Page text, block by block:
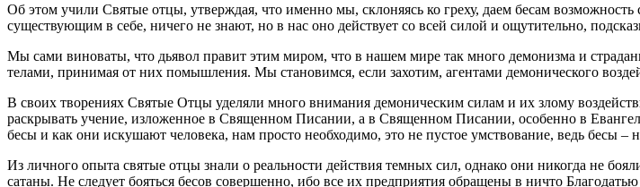
Об этом учили Святые отцы, утверждая, что именно мы, склоняясь ко греху, даем бесам возможность
существующим в себе, ничего не знают, но в нас оно действует со всей силой и ощутительно,
Мы сами виноваты, что дьявол правит этим миром, что в нашем мире так много демонизма и
телами, принимая от них помышления. Мы становимся, если захотим, агентами демонического
В своих творениях Святые Отцы уделяли много внимания демоническим силам и их злому
раскрывать учение, изложенное в Священном Писании, а в Священном Писании, особенно в
бесы и как они искушают человека, нам просто необходимо, это не пустое умствование, ведь
Из личного опыта святые отцы знали о реальности действия темных сил, однако они никогда не
сатаны. Не следует бояться бесов совершенно, ибо все их предприятия обращены в ничто